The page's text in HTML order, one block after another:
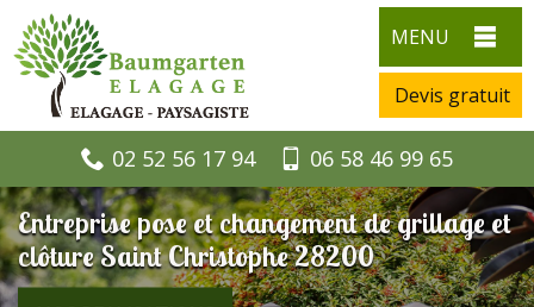
MENU
Devis gratuit
02 52 56 17 94 06 58 46 99 65
Entreprise pose et changement de grillage et
clôture Saint Christophe 28200